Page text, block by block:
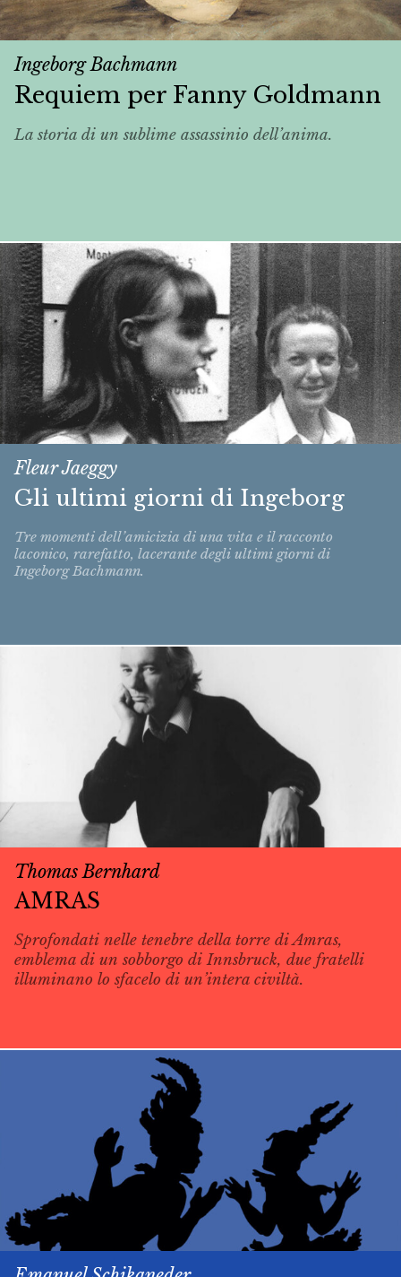
Ingeborg Bachmann
Requiem per Fanny Goldmann
La storia di un sublime assassinio dell’anima.
Fleur Jaeggy
Gli ultimi giorni di Ingeborg
Tre momenti dell’amicizia di una vita e il racconto
laconico, rarefatto, lacerante degli ultimi giorni di
Ingeborg Bachmann.
Thomas Bernhard
AMRAS
Sprofondati nelle tenebre della torre di Amras,
emblema di un sobborgo di Innsbruck, due fratelli
illuminano lo sfacelo di un’intera civiltà.